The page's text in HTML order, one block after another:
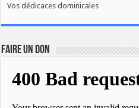
Vos dédicaces dominicales
FAIRE UN DON